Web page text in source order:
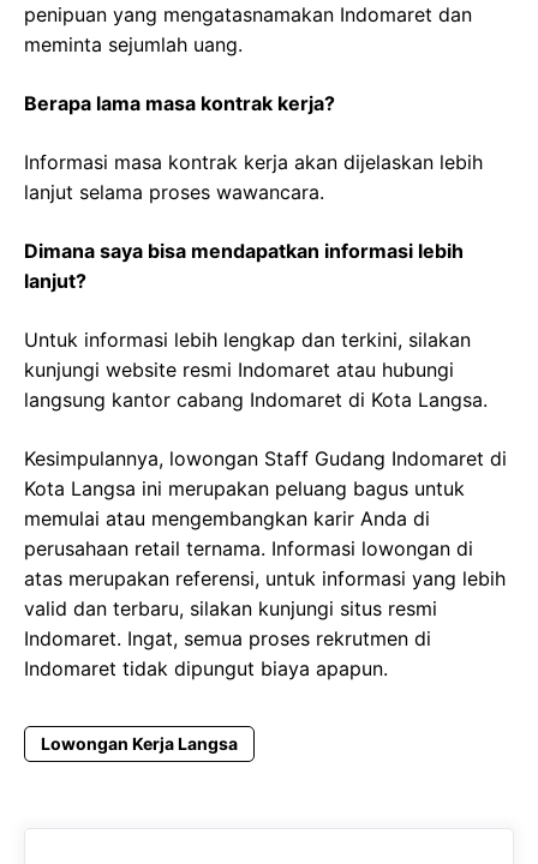
penipuan yang mengatasnamakan Indomaret dan
meminta sejumlah uang.
Berapa lama masa kontrak kerja?
Informasi masa kontrak kerja akan dijelaskan lebih
lanjut selama proses wawancara.
Dimana saya bisa mendapatkan informasi lebih
lanjut?
Untuk informasi lebih lengkap dan terkini, silakan
kunjungi website resmi Indomaret atau hubungi
langsung kantor cabang Indomaret di Kota Langsa.
Kesimpulannya, lowongan Staff Gudang Indomaret di
Kota Langsa ini merupakan peluang bagus untuk
memulai atau mengembangkan karir Anda di
perusahaan retail ternama. Informasi lowongan di
atas merupakan referensi, untuk informasi yang lebih
valid dan terbaru, silakan kunjungi situs resmi
Indomaret. Ingat, semua proses rekrutmen di
Indomaret tidak dipungut biaya apapun.
Lowongan Kerja Langsa